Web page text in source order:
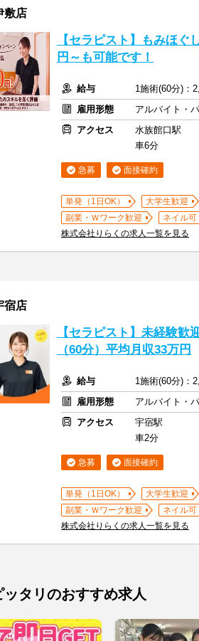
敷店
【セラピスト】もみほぐ
円～も可能です！
給与
1施術(60分)：
雇用形態
アルバイト・
アクセス
水族館口駅
車6分
急募 面接確約
単発（1日OK） 大学生歓迎
副業・Ｗワーク歓迎
ネイル可
株式会社りらくの求人一覧を見る
宿店
【セラピスト】未経験
（60分）平均月収33万円
給与
1施術(60分)：
雇用形態
アルバイト・
アクセス
宇宿駅
車2分
急募 面接確約
単発（1日OK） 大学生歓迎
副業・Ｗワーク歓迎
ネイル可
株式会社りらくの求人一覧を見る
タリのおすすめ求人